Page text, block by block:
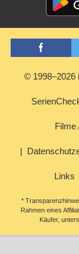
© 1998–2026
Filme
Links
*
Rahmen eines
Käufer,